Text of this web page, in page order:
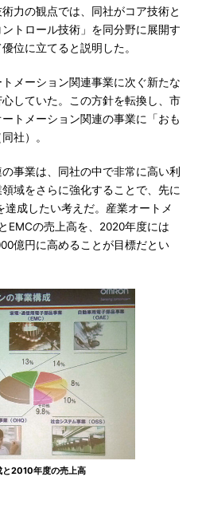
力の観点では、同社がコア技術と
トロール技術」を同分野に展開す
位に立てると説明した。
メーション関連事業に次ぐ新たな
していた。この方針を転換し、市
トメーション関連の事業に「おも
社）。
事業は、同社の中で非常に高い利
域をさらに強化することで、先に
成したい考えだ。産業オートメ
EMCの売上高を、2020年度には
億円に高めることが目標だとい
2010年度の売上高